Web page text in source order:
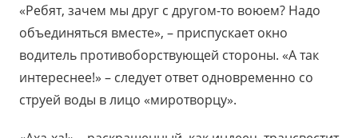
«Ребят, зачем мы друг с другом-то воюем? Надо
объединяться вместе», – приспускает окно
водитель противоборствующей стороны. «А так
интереснее!» – следует ответ одновременно со
струей воды в лицо «миротворцу».